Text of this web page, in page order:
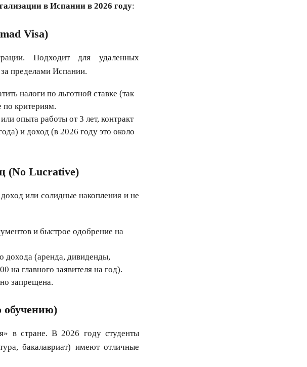
в Испании в 2026 году:
Visa)
Подходит для удаленных
пределами Испании.
налоги по льготной ставке (так
по критериям.
опыта работы от 3 лет, контракт
и доход (в 2026 году это около
(No Lucrative)
или солидные накопления и не
и быстрое одобрение на
дохода (аренда, дивиденды,
на главного заявителя на год).
запрещена.
обучению)
в стране. В 2026 году студенты
бакалавриат) имеют отличные